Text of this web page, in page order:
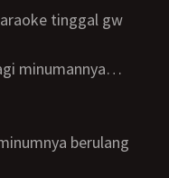
minumannya…